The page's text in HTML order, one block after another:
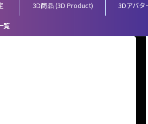
3D商品 (3D Product) 3Dアバ
覧